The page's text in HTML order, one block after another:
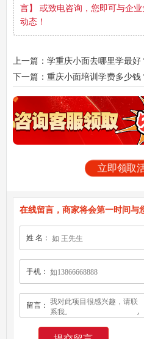
言】 或致电咨询，您即可与企
动态！
上一篇：学重庆小面去哪里学最
下一篇：重庆小面培训学费多少
立即领取
在线留言，商家将会第一时间与
姓 名：
手机：
留言：